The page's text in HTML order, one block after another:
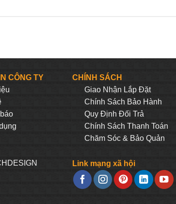
CÔNG TY
CHÍNH SÁCH
Giao Nhận Lắp Đặt
Chính Sách Bảo Hành
Quy Định Đối Trả
Chính Sách Thanh Toán
Chăm Sóc & Bảo Quản
Link mạng xã hội